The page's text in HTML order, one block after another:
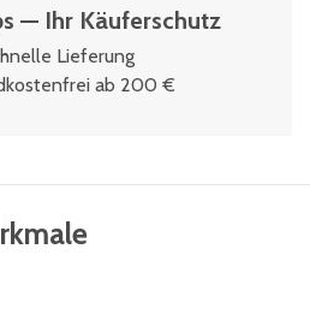
— Ihr Käuferschutz
Lieferung
ab 200 €